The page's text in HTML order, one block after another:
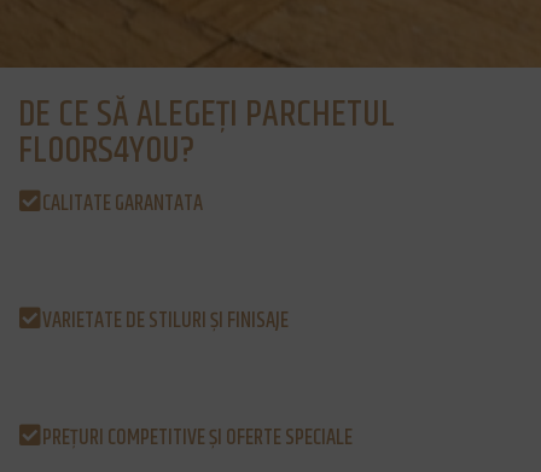
DE CE SĂ ALEGEȚI PARCHETUL
FLOORS4YOU?
CALITATE GARANTATA
VARIETATE DE STILURI ȘI FINISAJE
PREȚURI COMPETITIVE ȘI OFERTE SPECIALE